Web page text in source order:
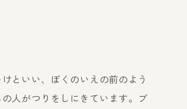
といい、ぼくのいえの前のよう
人がつりをしにきています。ブ